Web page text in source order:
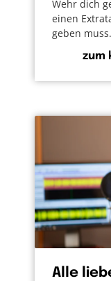
Wehr dich
einen
geben
zum
Alle